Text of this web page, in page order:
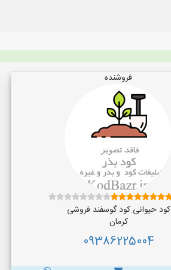
فروشنده
کود حیوانی.کود گوسفند فروشی
کرمان
09386225004